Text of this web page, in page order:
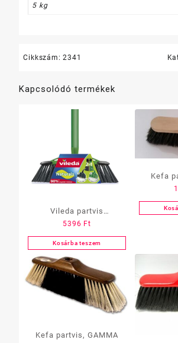
5 kg
Cikkszám:2341
Kapcsolódó termékek
Vileda partvis
Professional
5396 Ft
Kosárba teszem
Kefa
Kefa partvis, GAMMA